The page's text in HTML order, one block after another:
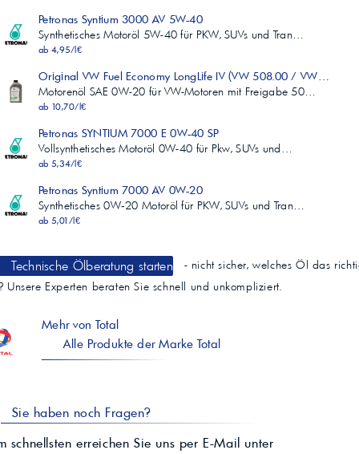
Petronas Syntium 3000 AV 5W-40
Synthetisches Motoröl 5W-40 für PKW, SUVs und Tran…
ab 4,95/l€
Original VW Fuel Economy LongLife IV (VW 508.00 / VW
Motorenöl SAE 0W-20 für VW-Motoren mit Freigabe 50…
ab 10,70/l€
Petronas SYNTIUM 7000 E 0W-40 SP
Vollsynthetisches Motoröl 0W-40 für Pkw, SUVs und…
ab 5,34/l€
Petronas Syntium 7000 AV 0W-20
Synthetisches 0W‑20 Motoröl für PKW, SUVs und Tran…
ab 5,01/l€
Technische Ölberatung starten
- nicht sicher, welches Öl das
Unsere Experten beraten Sie schnell und unkompliziert.
Mehr von Total
Alle Produkte der Marke Total
Sie haben noch Fragen?
schnellsten erreichen Sie uns per E-Mail unter